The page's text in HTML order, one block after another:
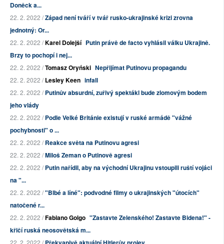
Doněck a...
22. 2. 2022 /Západ není tváří v tvář rusko-ukrajinské krizi zrovna
jednotný: Or...
22. 2. 2022 /Karel Dolejší Putin právě de facto vyhlásil válku Ukrajině.
Brzy to pochopí i nej...
22. 2. 2022 /Tomasz Oryński Nepřijímat Putinovu propagandu
22. 2. 2022 /Lesley Keen infall
22. 2. 2022 /Putinův absurdní, zuřivý spektákl bude zlomovým bodem
jeho vlády
22. 2. 2022 /Podle Velké Británie existují v ruské armádě "vážné
pochybnosti" o ...
22. 2. 2022 /Reakce světa na Putinovu agresi
22. 2. 2022 /Miloš Zeman o Putinově agresi
22. 2. 2022 /Putin nařídil, aby na východní Ukrajinu vstoupili ruští vojáci
na "...
22. 2. 2022 /"Blbé a líné": podvodné filmy o ukrajinských "útocích"
natočené r...
22. 2. 2022 /Fabiano Golgo "Zastavte Zelenského! Zastavte Bidena!" -
křičí ruská neosovětská m...